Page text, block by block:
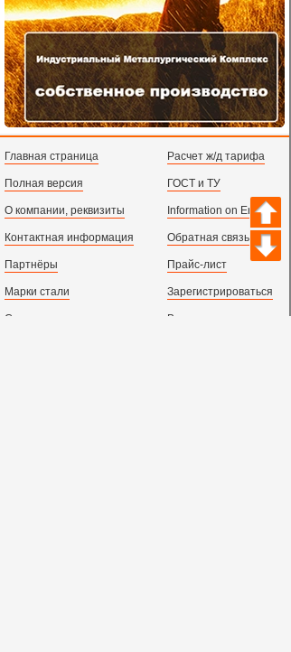
Главная страница
Полная версия
О компании, реквизиты
Контактная информация
Партнёры
Марки стали
Сортамент металлопроката
Расчет ж/д тарифа
ГОСТ и ТУ
Information on English
Обратная связь
Прайс-лист
Зарегистрироваться
Вход с паролем